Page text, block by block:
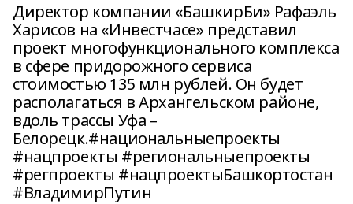
Директор компании «БашкирБи» Рафаэль
Харисов на «Инвестчасе» представил
проект многофункционального комплекса
в сфере придорожного сервиса
стоимостью 135 млн рублей. Он будет
располагаться в Архангельском районе,
вдоль трассы Уфа –
Белорецк.#национальныепроекты
#нацпроекты #региональныепроекты
#регпроекты #нацпроектыБашкортостан
#ВладимирПутин